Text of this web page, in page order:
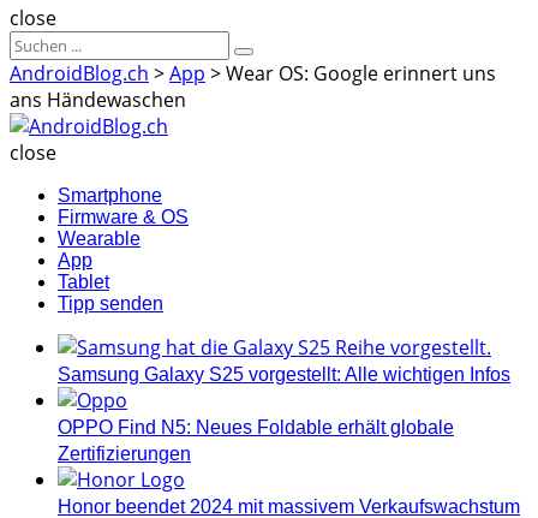
Suche
close
Sucheergebnisse
für
Suche
AndroidBlog.ch >App >Wear OS: Google erinnert uns
ans Händewaschen
close
Smartphone
Firmware & OS
Wearable
App
Tablet
Tipp senden
Samsung Galaxy S25 vorgestellt: Alle wichtigen Infos
OPPO Find N5: Neues Foldable erhält globale
Zertifizierungen
Honor beendet 2024 mit massivem Verkaufswachstum